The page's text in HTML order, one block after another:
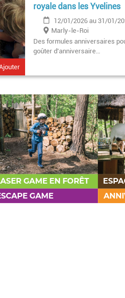
royale dans les Yvelines
12/01/2026 au 31/01/
Marly-le-Roi
Des formules anniversaires
goûter d'anniversaire…